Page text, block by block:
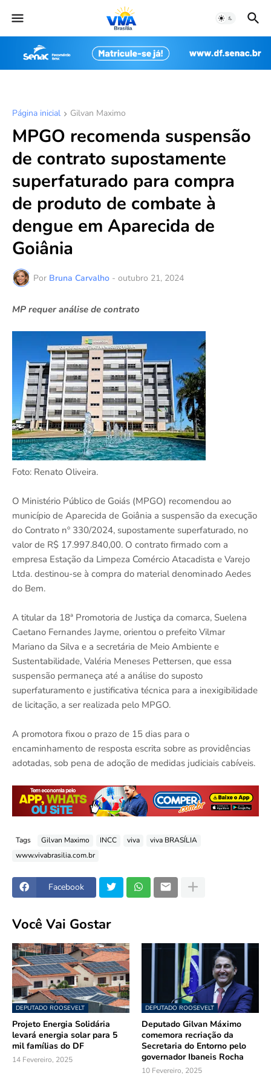
Página inicial Gilvan Maximo
MPGO recomenda suspensão
de contrato supostamente
superfaturado para compra
de produto de combate à
dengue em Aparecida de
Goiânia
Por Bruna Carvalho - outubro 21, 2024
MP requer análise de contrato
Foto: Renato Oliveira.
O Ministério Público de Goiás (MPGO) recomendou ao
município de Aparecida de Goiânia a suspensão da execução
do Contrato nº 330/2024, supostamente superfaturado, no
valor de R$ 17.997.840,00. O contrato firmado com a
empresa Estação da Limpeza Comércio Atacadista e Varejo
Ltda. destinou-se à compra do material denominado Aedes
do Bem.
A titular da 18ª Promotoria de Justiça da comarca, Suelena
Caetano Fernandes Jayme, orientou o prefeito Vilmar
Mariano da Silva e a secretária de Meio Ambiente e
Sustentabilidade, Valéria Meneses Pettersen, que essa
suspensão permaneça até a análise do suposto
superfaturamento e justificativa técnica para a inexigibilidade
de licitação, a ser realizada pelo MPGO.
A promotora fixou o prazo de 15 dias para o
encaminhamento de resposta escrita sobre as providências
adotadas, sob pena de adoção de medidas judiciais cabíveis.
Tags Gilvan Maximo INCC viva
viva BRASÍLIA
www.vivabrasilia.com.br
Facebook
Você Vai Gostar
DEPUTADO ROOSEVELT
Projeto Energia Solidária
levará energia solar para 5
mil famílias do DF
14 Fevereiro, 2025
DEPUTADO ROOSEVELT
Deputado Gilvan Máximo
comemora recriação da
Secretaria do Entorno pelo
governador Ibaneis Rocha
10 Fevereiro, 2025